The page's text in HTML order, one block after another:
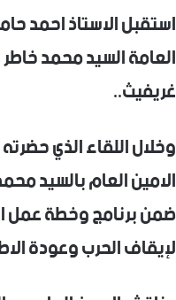
استقبل الاستاذ احمد
العامة السيد محمد
غريفيث..
وخلال اللقاء الذي
الامين العام بالسيد
ضمن برنامج وخطة عمل
لإيقاف الحرب وعودة